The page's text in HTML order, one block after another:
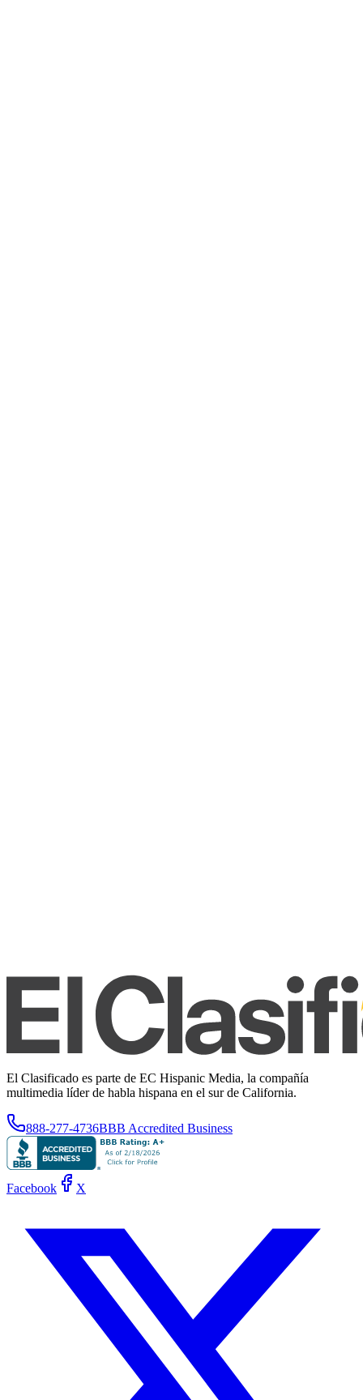
El Clasificado es parte de EC Hispanic Media, la compañía
multimedia líder de habla hispana en el sur de California.
888-277-4736BBB Accredited Business
Facebook X